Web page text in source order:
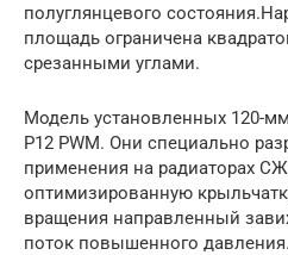
полуглянцевого
площадь ограничена
срезанными углами.
Модель установленных 120-
P12 PWM. Они специально
применения на радиаторах
оптимизированную
вращения направленный
поток повышенного